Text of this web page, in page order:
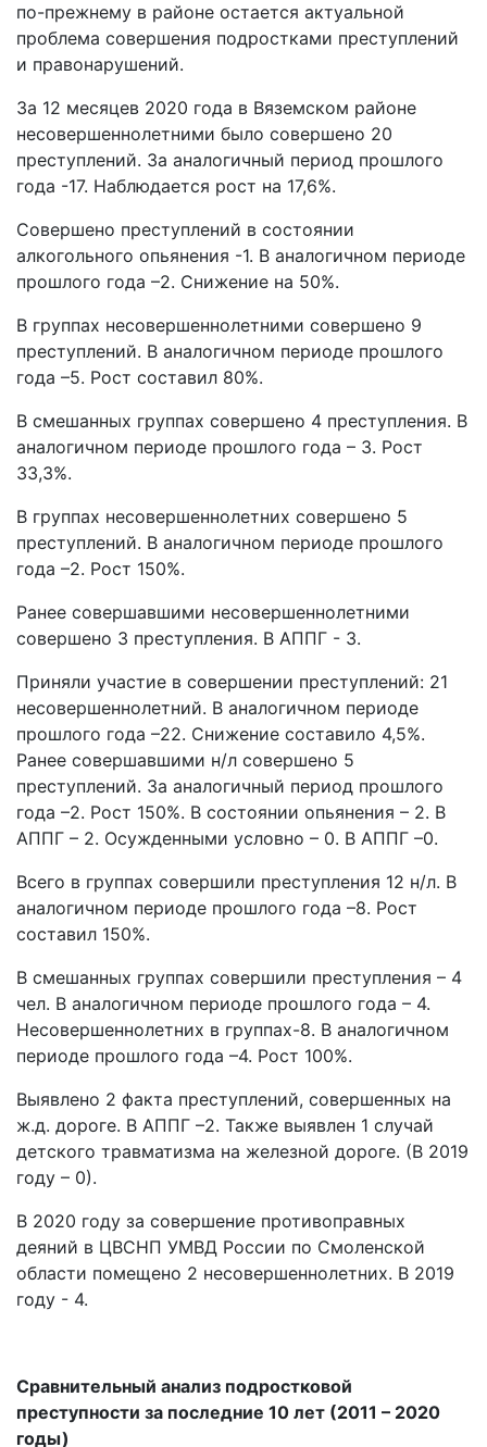
по-прежнему в районе остается актуальной
проблема совершения подростками преступлений
и правонарушений.
За 12 месяцев 2020 года в Вяземском районе
несовершеннолетними было совершено 20
преступлений. За аналогичный период прошлого
года -17. Наблюдается рост на 17,6%.
Совершено преступлений в состоянии
алкогольного опьянения -1. В аналогичном периоде
прошлого года –2. Снижение на 50%.
В группах несовершеннолетними совершено 9
преступлений. В аналогичном периоде прошлого
года –5. Рост составил 80%.
В смешанных группах совершено 4 преступления. В
аналогичном периоде прошлого года – 3. Рост
33,3%.
В группах несовершеннолетних совершено 5
преступлений. В аналогичном периоде прошлого
года –2. Рост 150%.
Ранее совершавшими несовершеннолетними
совершено 3 преступления. В АППГ - 3.
Приняли участие в совершении преступлений: 21
несовершеннолетний. В аналогичном периоде
прошлого года –22. Снижение составило 4,5%.
Ранее совершавшими н/л совершено 5
преступлений. За аналогичный период прошлого
года –2. Рост 150%. В состоянии опьянения – 2. В
АППГ – 2. Осужденными условно – 0. В АППГ –0.
Всего в группах совершили преступления 12 н/л. В
аналогичном периоде прошлого года –8. Рост
составил 150%.
В смешанных группах совершили преступления – 4
чел. В аналогичном периоде прошлого года – 4.
Несовершеннолетних в группах-8. В аналогичном
периоде прошлого года –4. Рост 100%.
Выявлено 2 факта преступлений, совершенных на
ж.д. дороге. В АППГ –2. Также выявлен 1 случай
детского травматизма на железной дороге. (В 2019
году – 0).
В 2020 году за совершение противоправных
деяний в ЦВСНП УМВД России по Смоленской
области помещено 2 несовершеннолетних. В 2019
году - 4.
Сравнительный анализ подростковой
преступности за последние 10 лет (2011 – 2020
годы)